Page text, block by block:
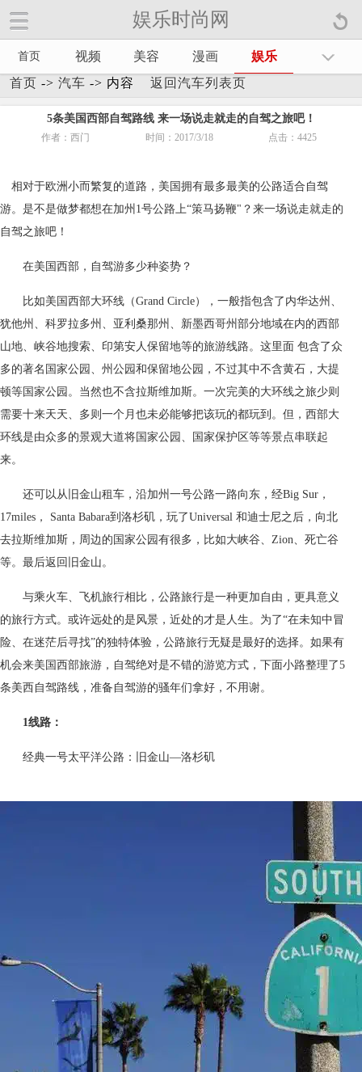
娱乐时尚网
首页 视频 美容 漫画
娱乐
首页 -> 汽车 -> 内容 返回汽车列表页
5条美国西部自驾路线 来一场说走就走的自驾之旅吧！
作者：西门 时间：2017/3/18 点击：4425
相对于欧洲小而繁复的道路，美国拥有最多最美的公路适合自驾
游。是不是做梦都想在加州1号公路上“策马扬鞭"？来一场说走就走的
自驾之旅吧！
在美国西部，自驾游多少种姿势？
比如美国西部大环线（Grand Circle），一般指包含了内华达州、
犹他州、科罗拉多州、亚利桑那州、新墨西哥州部分地域在内的西部
山地、峡谷地搜索、印第安人保留地等的旅游线路。这里面 包含了众
多的著名国家公园、州公园和保留地公园，不过其中不含黄石，大提
顿等国家公园。当然也不含拉斯维加斯。一次完美的大环线之旅少则
需要十来天天、多则一个月也未必能够把该玩的都玩到。但，西部大
环线是由众多的景观大道将国家公园、国家保护区等等景点串联起
来。
还可以从旧金山租车，沿加州一号公路一路向东，经Big Sur，
17miles， Santa Babara到洛杉矶，玩了Universal 和迪士尼之后，向北
去拉斯维加斯，周边的国家公园有很多，比如大峡谷、Zion、死亡谷
等。最后返回旧金山。
与乘火车、飞机旅行相比，公路旅行是一种更加自由，更具意义
的旅行方式。或许远处的是风景，近处的才是人生。为了“在未知中冒
险、在迷茫后寻找”的独特体验，公路旅行无疑是最好的选择。如果有
机会来美国西部旅游，自驾绝对是不错的游览方式，下面小路整理了5
条美西自驾路线，准备自驾游的骚年们拿好，不用谢。
1线路：
经典一号太平洋公路：旧金山—洛杉矶
娱乐时尚网手机官方网站【